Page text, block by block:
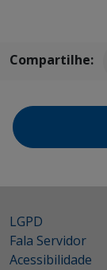
Compartilhe:
LGPD
Fala Servidor
Acessibilidade